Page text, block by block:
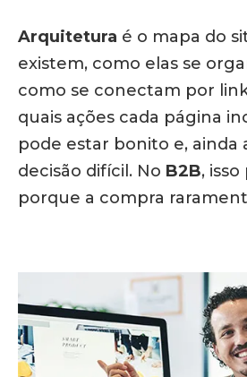
Arquitetura é o mapa do
existem, como elas se
como se conectam por
quais ações cada página
pode estar bonito e, ainda
decisão difícil. No B2B,
porque a compra